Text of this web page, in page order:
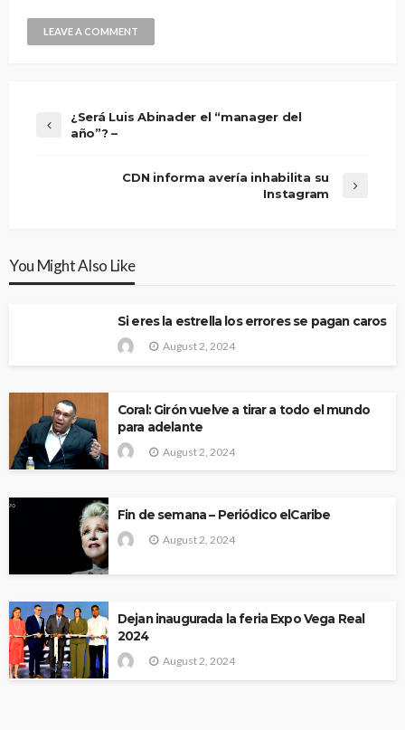
¿Será Luis Abinader el “manager del
año”? –
CDN informa avería inhabilita su
Instagram
You Might Also Like
Si eres la estrella los errores se pagan caros
August 2, 2024
Coral: Girón vuelve a tirar a todo el mundo
para adelante
August 2, 2024
Fin de semana – Periódico elCaribe
August 2, 2024
Dejan inaugurada la feria Expo Vega Real
2024
August 2, 2024